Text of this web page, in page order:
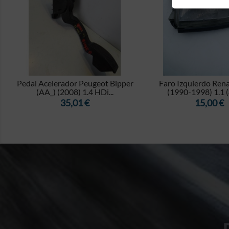
Pedal Acelerador Peugeot Bipper
(AA_) (2008) 1.4 HDi...
Precio
35,01 €

Faro Izquierdo
(1990-1998) 1.1
Precio
15,00 €
